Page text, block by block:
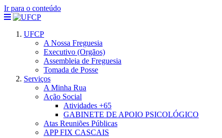
Ir para o conteúdo
UFCP
A Nossa Freguesia
Executivo (Orgãos)
Assembleia de Freguesia
Tomada de Posse
Serviços
A Minha Rua
Ação Social
Atividades +65
GABINETE DE APOIO PSICOLÓGICO
Atas Reuniões Públicas
APP FIX CASCAIS